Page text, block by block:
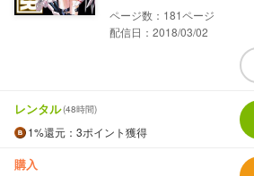
181
配信日：2018/03/02
レンタル(48時間)
1%還元 ：3ポイント獲得
購入